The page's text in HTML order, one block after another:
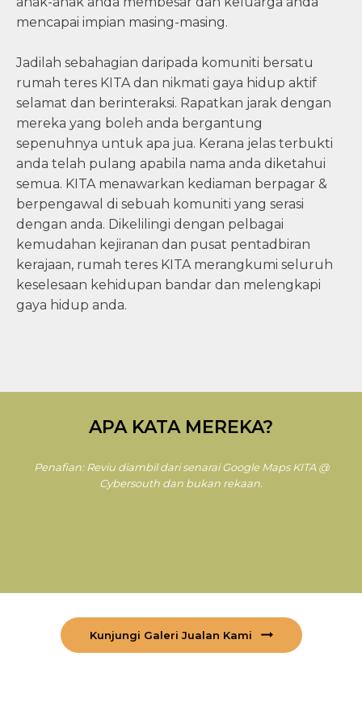
mencapai impian masing-masing.
Jadilah sebahagian daripada komuniti bersatu
rumah teres KITA dan nikmati gaya hidup aktif
selamat dan berinteraksi. Rapatkan jarak dengan
mereka yang boleh anda bergantung
sepenuhnya untuk apa jua. Kerana jelas terbukti
anda telah pulang apabila nama anda diketahui
semua. KITA menawarkan kediaman berpagar &
berpengawal di sebuah komuniti yang serasi
dengan anda. Dikelilingi dengan pelbagai
kemudahan kejiranan dan pusat pentadbiran
kerajaan, rumah teres KITA merangkumi seluruh
keselesaan kehidupan bandar dan melengkapi
gaya hidup anda.
APA KATA MEREKA?
Penafian: Reviu diambil dari senarai Google Maps KITA @
Cybersouth dan bukan rekaan.
Kunjungi Galeri Jualan Kami